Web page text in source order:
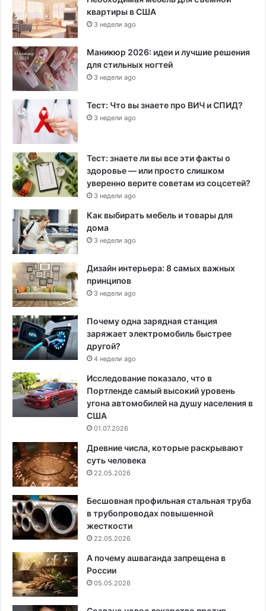
квартиры в США
3 недели ago
Маникюр 2026: идеи и лучшие решения
для стильных ногтей
3 недели ago
Тест: Что вы знаете про ВИЧ и СПИД?
3 недели ago
Тест: знаете ли вы все эти факты о
здоровье — или просто слишком
уверенно верите советам из соцсетей?
3 недели ago
Как выбирать мебель и товары для
дома
3 недели ago
Дизайн интерьера: 8 самых важных
принципов
3 недели ago
Почему одна зарядная станция
заряжает электромобиль быстрее
другой?
4 недели ago
Исследование показало, что в
Портленде самый высокий уровень
угона автомобилей на душу населения в
США
01.07.2026
Древние числа, которые раскрывают
суть человека
22.05.2026
Бесшовная профильная стальная труба
в трубопроводах повышенной
жесткости
22.05.2026
А почему ашваганда запрещена в
России
05.05.2026